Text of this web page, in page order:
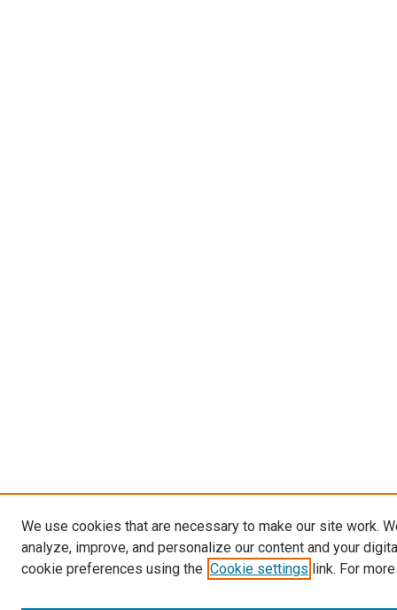
We use cookies that are necessary to make our site work.
analyze, improve, and personalize our content and your
cookie preferences using the Cookie settings link. For